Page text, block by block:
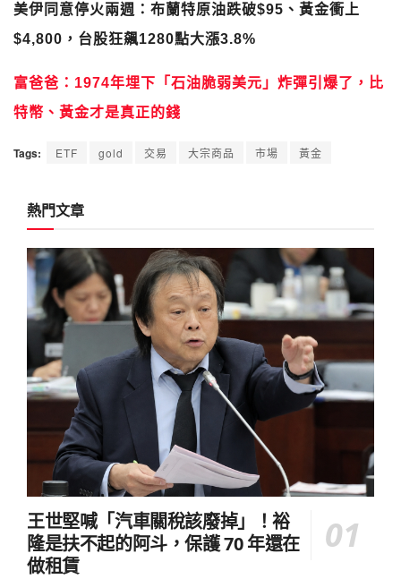
美伊同意停火兩週：布蘭特原油跌破$95、黃金衝上
$4,800，台股狂飆1280點大漲3.8%
富爸爸：1974年埋下「石油脆弱美元」炸彈引爆了，比
特幣、黃金才是真正的錢
Tags: ETF gold 交易 大宗商品 市場 黃金
熱門文章
王世堅喊「汽車關稅該廢掉」！裕
隆是扶不起的阿斗，保護 70 年還在
做租賃